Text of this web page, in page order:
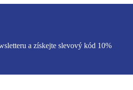
a získejte slevový kód 10%